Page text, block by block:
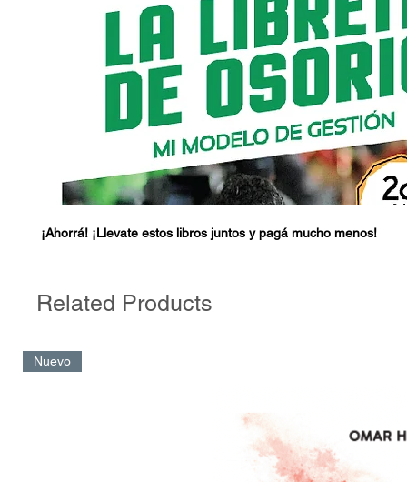
¡Ahorrá! ¡Llevate estos libros juntos y pagá mucho menos!
Related Products
Nuevo